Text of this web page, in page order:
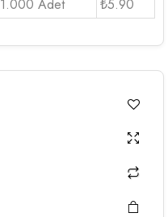
1.000 Adet ₺5.90